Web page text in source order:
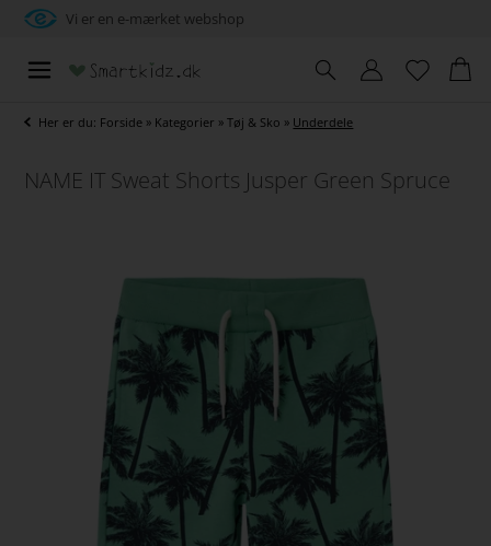
Vi er en e-mærket webshop
Her er du: Forside » Kategorier »Tøj & Sko » Underdele
NAME IT Sweat Shorts Jusper Green Spruce